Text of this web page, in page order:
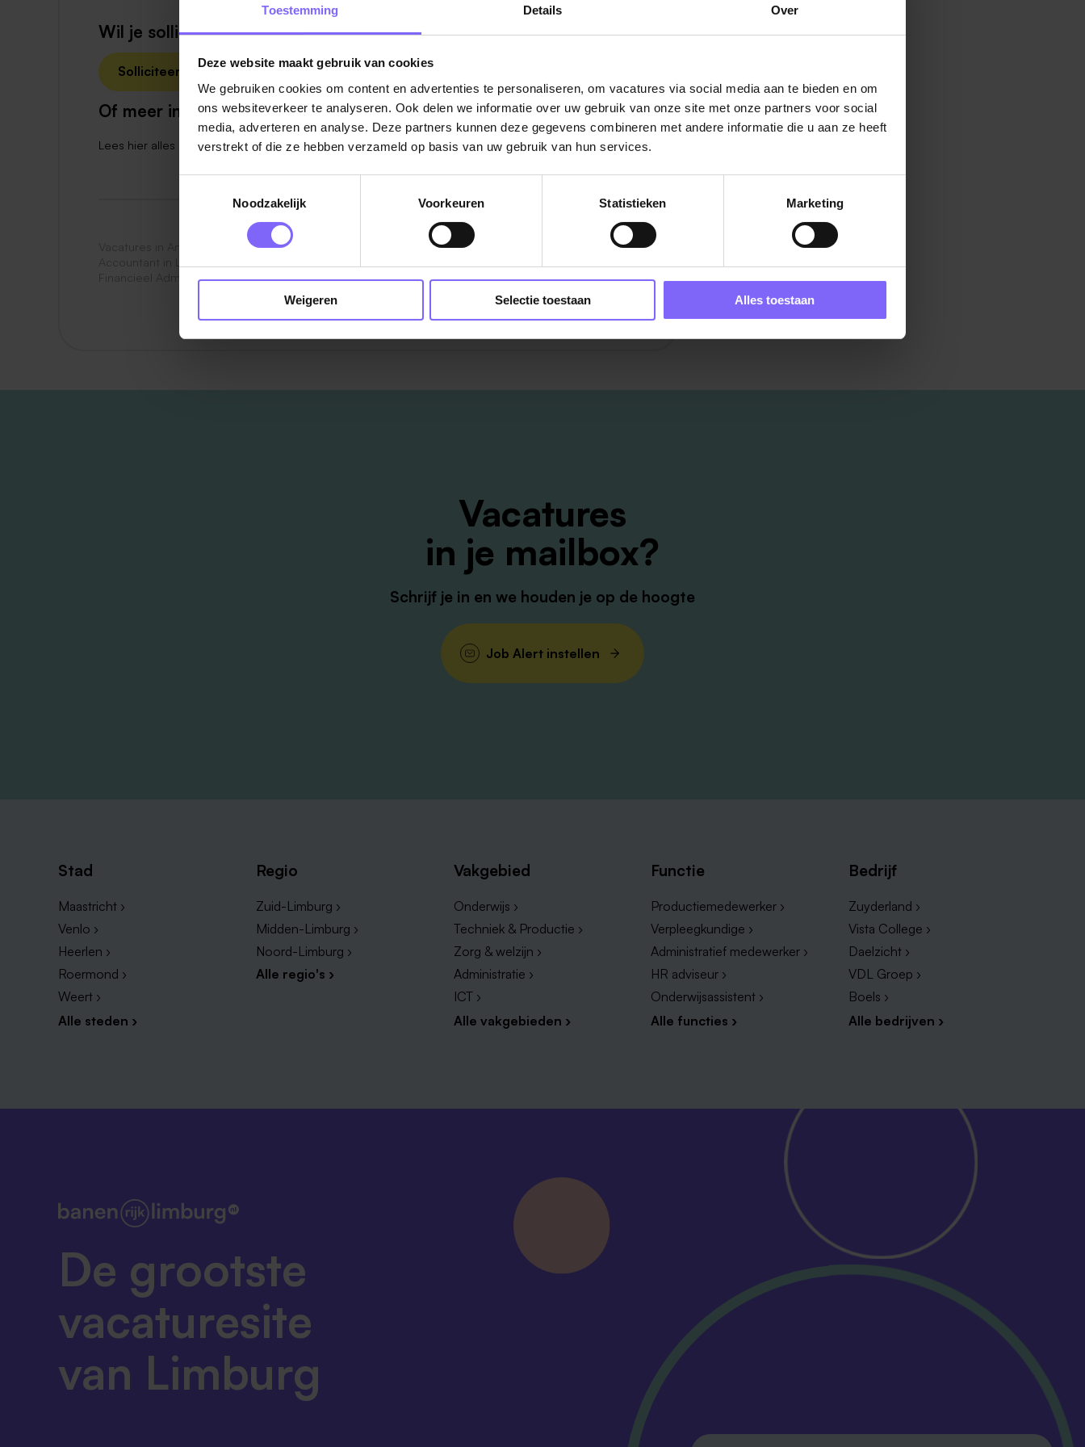
Toestemming Details Over
Deze website maakt gebruik van cookies
We gebruiken cookies om content en advertenties te personaliseren, om vacatures via social media aan te bieden en om
ons websiteverkeer te analyseren. Ook delen we informatie over uw gebruik van onze site met onze partners voor social
media, adverteren en analyse. Deze partners kunnen deze gegevens combineren met andere informatie die u aan ze heeft
verstrekt of die ze hebben verzameld op basis van uw gebruik van hun services.
Noodzakelijk
Voorkeuren Statistieken Marketing
Weigeren Selectie toestaan Alles toestaan
Wil je solliciteren?
Solliciteer nu
Of meer informatie?
Lees hier alles overwerken bij Center Parcs
Vacatures in Noord Limburg Finance vacatures in Limburg
Financieel Administratief Medewerker in Limburg
Vacatures
in je mailbox?
Schrijf je in en we houden je op de hoogte
Job Alert instellen
Stad
Maastricht ›
Venlo ›
Heerlen ›
Roermond ›
Weert ›
Alle steden ›
Regio
Zuid-Limburg ›
Midden-Limburg ›
Noord-Limburg ›
Alle regio's ›
Vakgebied
Onderwijs ›
Techniek & Productie ›
Zorg & welzijn ›
Administratie ›
ICT ›
Alle vakgebieden ›
Functie
Productiemedewerker ›
Verpleegkundige ›
Administratief medewerker ›
HR adviseur ›
Onderwijsassistent ›
Alle functies ›
Bedrijf
Zuyderland ›
Vista College ›
Daelzicht ›
VDL Groep ›
Boels ›
Alle bedrijven ›
De grootste
vacaturesite
van Limburg